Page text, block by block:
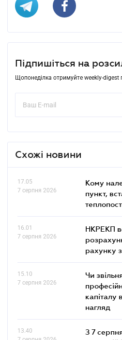
Підпишіться на
Щопонеділка отримуйте weekly-digest
Схожі новини
17.05
7 серпня 2026
Кому
пункт,
16.01
7 серпня 2026
НКРЕКП
рахунку
15.10
7 серпня 2026
Чи
капіталу
нагляд
13.40
З 7